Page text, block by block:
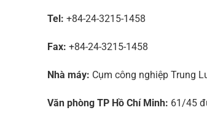
Tel: +84-24-3215-1458
Fax: +84-24-3215-1458
Nhà máy: Cụm công nghiệp Trung
Văn phòng TP Hồ Chí Minh: 61/45